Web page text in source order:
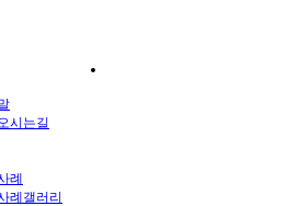
시는길
례
례갤러리